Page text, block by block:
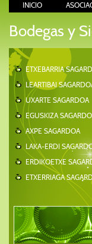
INICIO
Bodegas y
ETXEBARRIA
LEARTIBAI
UXARTE SAGARDOA
EGUSKIZA
AXPE SAGARDOA
LAKA-ERDI
ERDIKOETXE
ETXERRIAGA